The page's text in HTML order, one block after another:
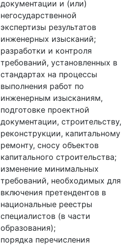
документации и (или)
негосударственной
экспертизы результатов
инженерных изысканий;
разработки и контроля
требований, установленных в
стандартах на процессы
выполнения работ по
инженерным изысканиям,
подготовке проектной
документации, строительству,
реконструкции, капитальному
ремонту, сносу объектов
капитального строительства;
изменение минимальных
требований, необходимых для
включения претендентов в
национальные реестры
специалистов (в части
образования);
порядка перечисления